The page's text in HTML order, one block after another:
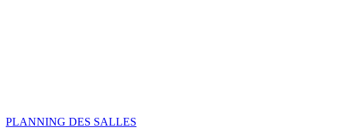
PLANNING DES SALLES